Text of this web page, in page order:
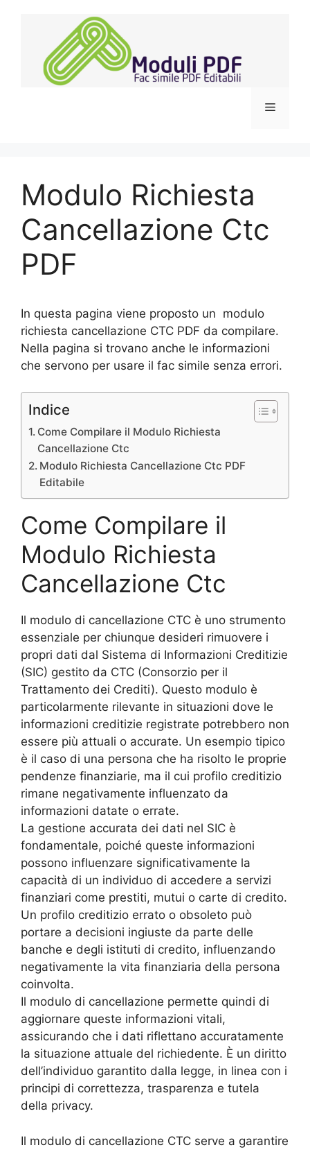
Menu
Modulo Richiesta
Cancellazione Ctc
PDF
In questa pagina viene proposto un modulo
richiesta cancellazione CTC PDF da compilare.
Nella pagina si trovano anche le informazioni
che servono per usare il fac simile senza errori.
Indice
Come Compilare il Modulo Richiesta
Cancellazione Ctc
Modulo Richiesta Cancellazione Ctc PDF
Editabile
Come Compilare il
Modulo Richiesta
Cancellazione Ctc
Il modulo di cancellazione CTC è uno strumento
essenziale per chiunque desideri rimuovere i
propri dati dal Sistema di Informazioni Creditizie
(SIC) gestito da CTC (Consorzio per il
Trattamento dei Crediti). Questo modulo è
particolarmente rilevante in situazioni dove le
informazioni creditizie registrate potrebbero non
essere più attuali o accurate. Un esempio tipico
è il caso di una persona che ha risolto le proprie
pendenze finanziarie, ma il cui profilo creditizio
rimane negativamente influenzato da
informazioni datate o errate.
La gestione accurata dei dati nel SIC è
fondamentale, poiché queste informazioni
possono influenzare significativamente la
capacità di un individuo di accedere a servizi
finanziari come prestiti, mutui o carte di credito.
Un profilo creditizio errato o obsoleto può
portare a decisioni ingiuste da parte delle
banche e degli istituti di credito, influenzando
negativamente la vita finanziaria della persona
coinvolta.
Il modulo di cancellazione permette quindi di
aggiornare queste informazioni vitali,
assicurando che i dati riflettano accuratamente
la situazione attuale del richiedente. È un diritto
dell’individuo garantito dalla legge, in linea con i
principi di correttezza, trasparenza e tutela
della privacy.
Il modulo di cancellazione CTC serve a garantire